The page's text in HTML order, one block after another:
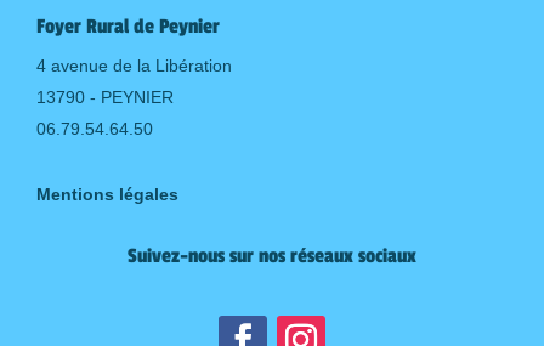
Foyer Rural de Peynier
4 avenue de la Libération
13790 - PEYNIER
06.79.54.64.50
Mentions légales
Suivez-nous sur nos réseaux sociaux